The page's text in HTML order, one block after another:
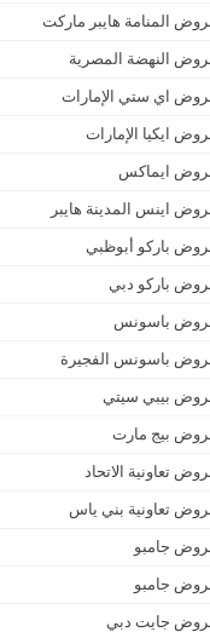
المنامة هايبر ماركت
النهضة المصرية
اي ستي الإمارات
ايكيا الإمارات
ايماكس
اينس المدينة هايبر
باركو أبوظبي
باركو دبي
باسونس
باسونس الفجيرة
بيبي سيتي
بيج مارت
تعاونية الاتحاد
تعاونية بني ياس
جامبو
جامبو
جايت دبي